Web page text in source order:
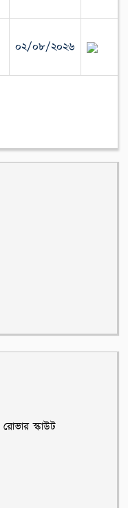
০২/০৮/২০২৬
স্কাউট